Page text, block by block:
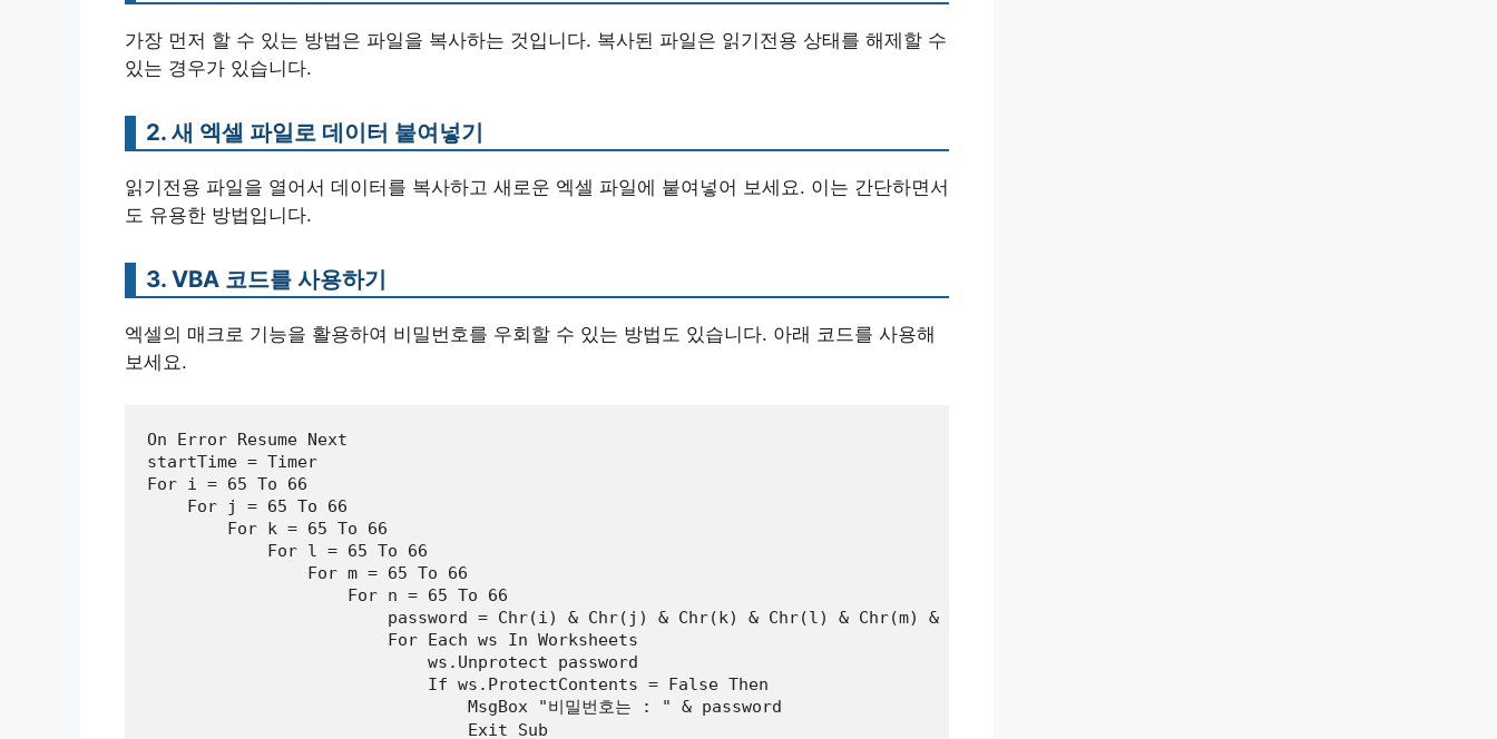
가장 먼저 할 수 있는 방법은 파일을 복사하는 것입니다. 복사된 파일은 읽기전용 상태를 해제할 수
있는 경우가 있습니다.
2. 새 엑셀 파일로 데이터 붙여넣기
읽기전용 파일을 열어서 데이터를 복사하고 새로운 엑셀 파일에 붙여넣어 보세요. 이는 간단하면서
도 유용한 방법입니다.
3. VBA 코드를 사용하기
엑셀의 매크로 기능을 활용하여 비밀번호를 우회할 수 있는 방법도 있습니다. 아래 코드를 사용해
보세요.
On Error Resume Next
startTime = Timer
For i = 65 To 66
    For j = 65 To 66
        For k = 65 To 66
            For l = 65 To 66
                For m = 65 To 66
                    For n = 65 To 66
                        password = Chr(i) & Chr(j) & Chr(k) & Chr(l) & Chr(m) & Chr(n)
                        For Each ws In Worksheets
                            ws.Unprotect password
                            If ws.ProtectContents = False Then
                                MsgBox "비밀번호는 : " & password
                                Exit Sub